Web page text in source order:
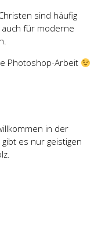
sind häufig
für moderne
Photoshop-Arbeit
in der
es nur geistigen